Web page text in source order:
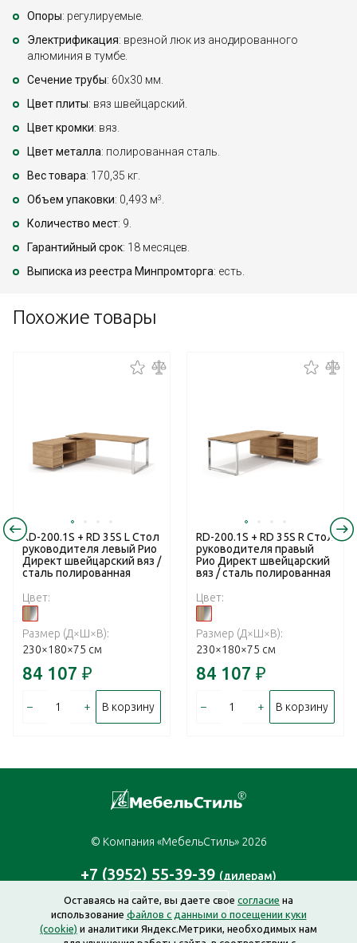
Опоры: регулируемые.
Электрификация: врезной люк из анодированного
алюминия в тумбе.
Сечение трубы: 60х30 мм.
Цвет плиты: вяз швейцарский.
Цвет кромки: вяз.
Цвет металла: полированная сталь.
Вес товара: 170,35 кг.
Объем упаковки: 0,493 м3 .
Количество мест: 9.
Гарантийный срок: 18 месяцев.
Выписка из реестра Минпромторга: есть.
Похожие товары
RD-200.1S + RD 35S L Стол
руководителя левый Рио
Директ швейцарский вяз /
сталь полированная
Цвет:
Размер (Д×Ш×В):
230×180×75 см
84 107 ₽
– + В корзину
RD-200.1S + RD 35S R Стол
руководителя правый
Рио Директ швейцарский
вяз / сталь полированная
Цвет:
Размер (Д×Ш×В):
230×180×75 см
84 107 ₽
– + В корзину
© Компания «МебельСтиль» 2026
+7 (3952) 55-39-39 (дилерам)
Заказать звонок
Оставаясь на сайте, вы даете свое согласие на
использование файлов с данными о посещении куки
(cookie) и аналитики Яндекс.Метрики, необходимых нам